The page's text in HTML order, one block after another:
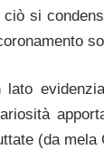
si
lato
(da